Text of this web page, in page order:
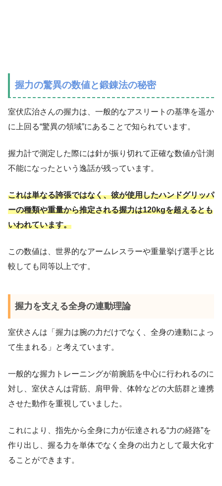
握力の驚異の数値と鍛錬法の秘密
室伏広治さんの握力は、一般的なアスリートの基準を遥か
に上回る“驚異の領域”にあることで知られています。
握力計で測定した際には針が振り切れて正確な数値が計測
不能になったという逸話が残っています。
これは単なる誇張ではなく、彼が使用したハンドグリッパ
ーの種類や重量から推定される握力は120kgを超えるとも
いわれています。
この数値は、世界的なアームレスラーや重量挙げ選手と比
較しても同等以上です。
握力を支える全身の連動理論
室伏さんは「握力は腕の力だけでなく、全身の連動によっ
て生まれる」と考えています。
一般的な握力トレーニングが前腕筋を中心に行われるのに
対し、室伏さんは背筋、肩甲骨、体幹などの大筋群と連携
させた動作を重視していました。
これにより、指先から全身に力が伝達される“力の経路”を
作り出し、握る力を単体でなく全身の出力として最大化す
ることができます。